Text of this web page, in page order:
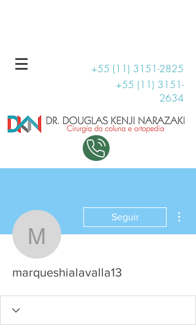
+55 (11) 3151-2825
+55 (11) 3151-
2634
Seguir
marqueshialavalla13